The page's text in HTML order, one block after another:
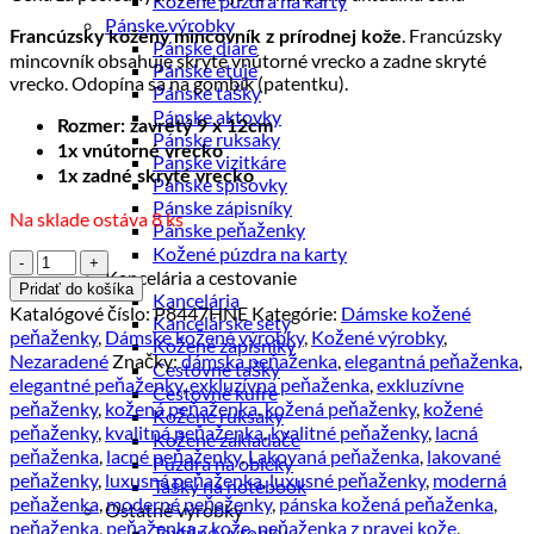
Pánske výrobky
Pánske diáre
Pánske etuje
Pánske tašky
Pánske aktovky
Pánske ruksaky
Pánske vizitkáre
Pánske spisovky
Pánske zápisníky
Pánske peňaženky
Kožené púzdra na karty
Kancelária a cestovanie
Kancelária
Kancelárske sety
Kožené zápisníky
Cestovné tašky
Cestovné kufre
Kožené ruksaky
Kožené zakladače
Púzdra na obleky
Tašky na notebook
Ostatné výrobky
17.00 €.13.00 €.
Francúzsky kožený mincovník z prírodnej kože. Francúzsky
mincovník obsahuje skryté vnútorné vrecko a zadne skryté
vrecko. Odopína sa na gombík (patentku).
Rozmer: zavretý 9 x 12cm
1x vnútorné vrecko
1x zadné skryté vrecko
Na sklade ostáva 8 ks
množstvo
Kožený
francúzsky
mincovník
č.8447
v
hnedej
farbe
Pridať do košíka
Katalógové číslo:P8447HNE Kategórie: Dámske kožené
peňaženky, Dámske kožené výrobky, Kožené výrobky,
Nezaradené Značky:dámska peňaženka,elegantná peňaženka,
elegantné peňaženky,exkluzívna peňaženka,exkluzívne
peňaženky, kožená peňaženka,kožená peňaženky, kožené
peňaženky, kvalitná peňaženka,kvalitné peňaženky, lacná
peňaženka, lacné peňaženky,Lakovaná peňaženka, lakované
peňaženky, luxusná peňaženka,luxusné peňaženky, moderná
peňaženka,moderné peňaženky,pánska kožená peňaženka,
peňaženka, peňaženka z kože,peňaženka z pravej kože,